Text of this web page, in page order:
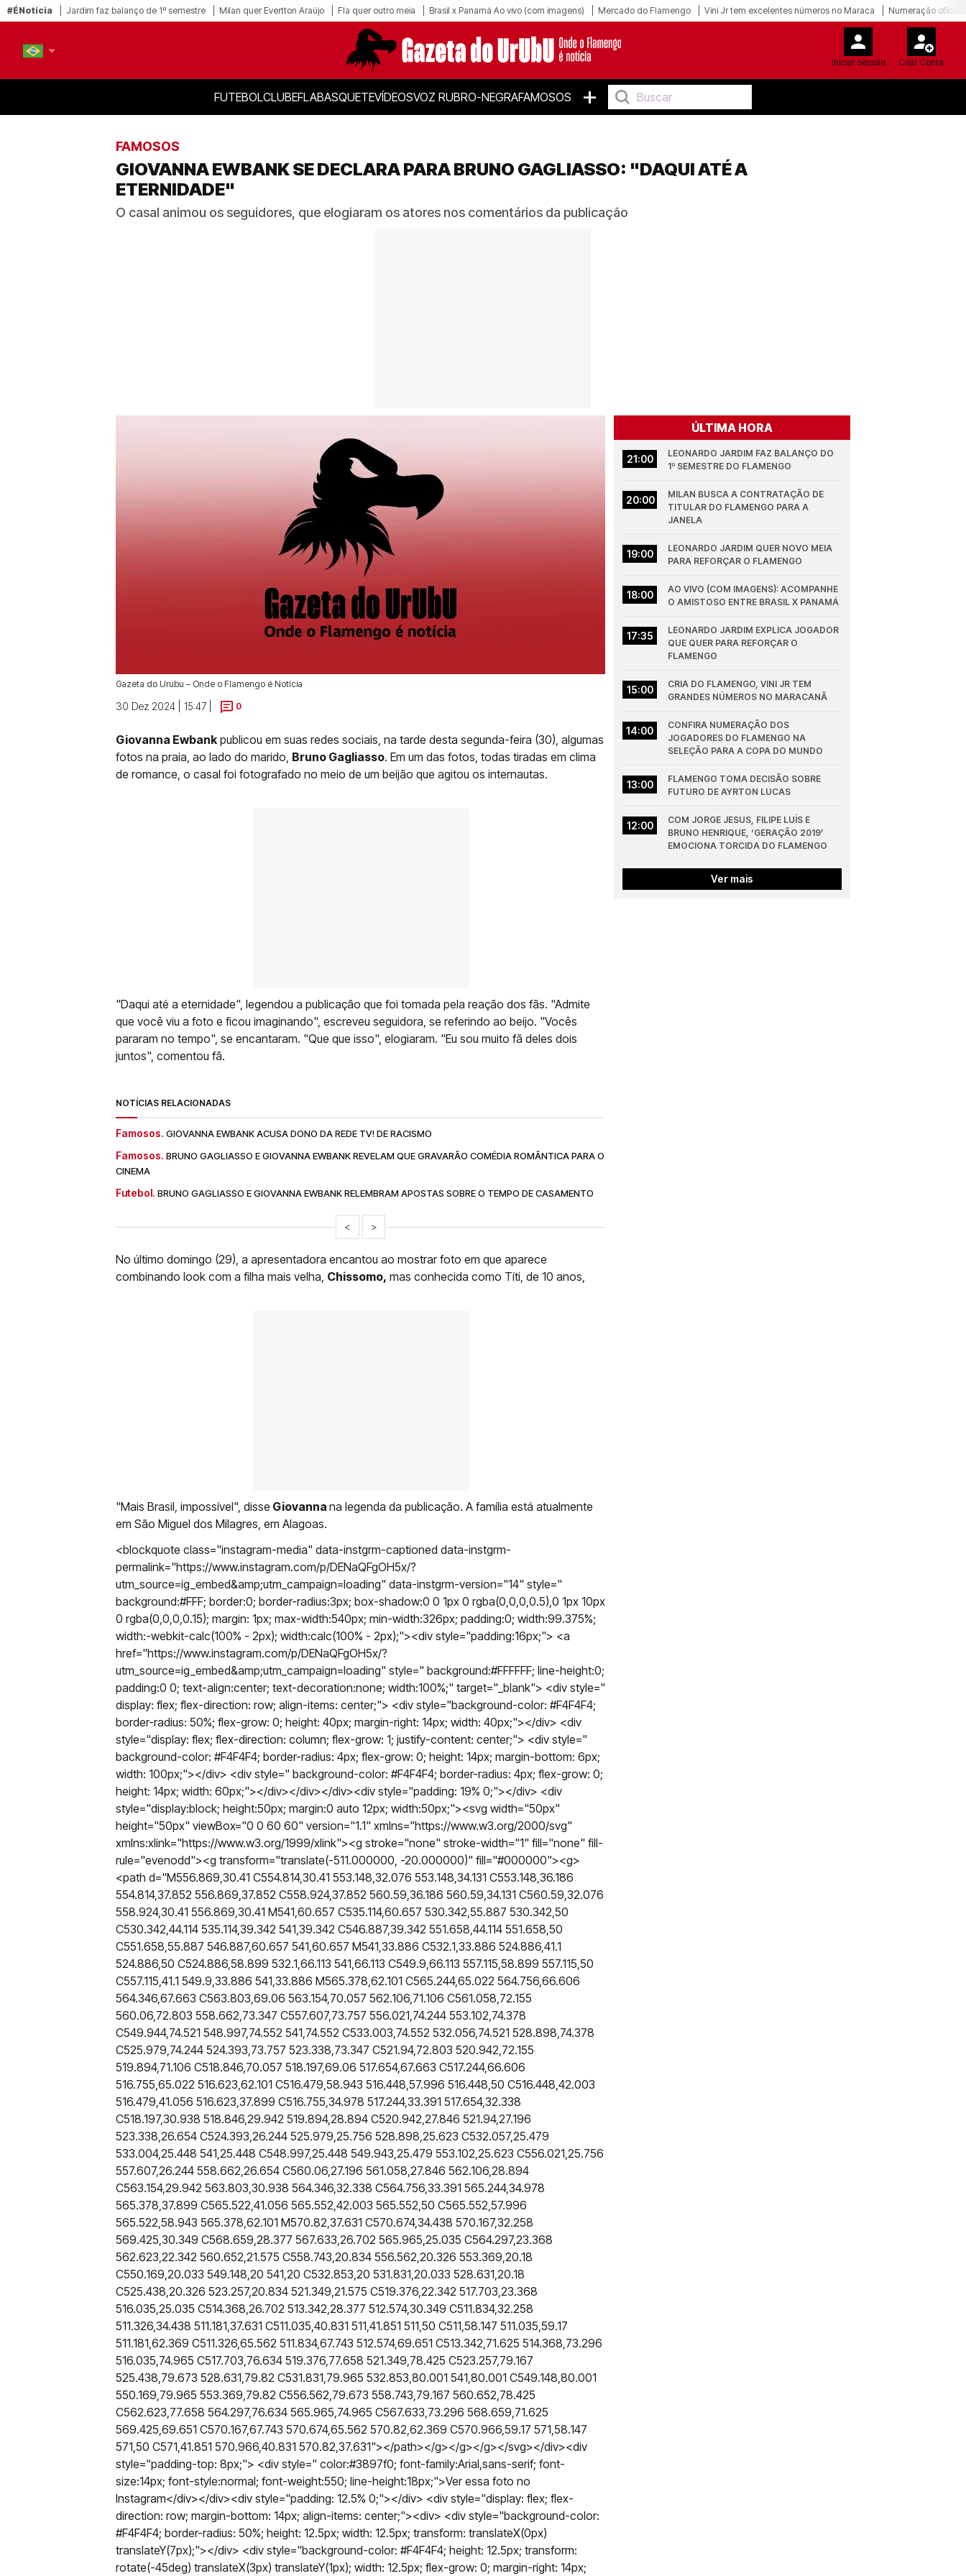
#ÉNotícia Jardim faz balanço de 1º semestre Milan quer Evertton Araújo Fla quer outro meia Brasil x Panamá Ao vivo (com imagens) Mercado do Flamengo Vini Jr tem excelentes números no Maraca Numeração oficial
Iniciar Sessão Criar Conta
FUTEBOLCLUBEFLABASQUETEVÍDEOSVOZ RUBRO-NEGRAFAMOSOS +
FAMOSOS
GIOVANNA EWBANK SE DECLARA PARA BRUNO GAGLIASSO: "DAQUI ATÉ A
ETERNIDADE"
O casal animou os seguidores, que elogiaram os atores nos comentários da publicação
Gazeta do Urubu – Onde o Flamengo é Notícia
30 Dez 2024 | 15:47 | 0
Giovanna Ewbank publicou em suas redes sociais, na tarde desta segunda-feira (30), algumas
fotos na praia, ao lado do marido, Bruno Gagliasso. Em um das fotos, todas tiradas em clima
de romance, o casal foi fotografado no meio de um beijão que agitou os internautas.
"Daqui até a eternidade", legendou a publicação que foi tomada pela reação dos fãs. "Admite
que você viu a foto e ficou imaginando", escreveu seguidora, se referindo ao beijo. "Vocês
pararam no tempo", se encantaram. "Que que isso", elogiaram. "Eu sou muito fã deles dois
juntos", comentou fã.
NOTÍCIAS RELACIONADAS
Famosos. GIOVANNA EWBANK ACUSA DONO DA REDE TV! DE RACISMO
Famosos. BRUNO GAGLIASSO E GIOVANNA EWBANK REVELAM QUE GRAVARÃO COMÉDIA ROMÂNTICA PARA O
CINEMA
Futebol. BRUNO GAGLIASSO E GIOVANNA EWBANK RELEMBRAM APOSTAS SOBRE O TEMPO DE CASAMENTO
< >
No último domingo (29), a apresentadora encantou ao mostrar foto em que aparece
combinando look com a filha mais velha, Chissomo, mas conhecida como Títi, de 10 anos,
"Mais Brasil, impossível", disse Giovanna na legenda da publicação. A família está atualmente
em São Miguel dos Milagres, em Alagoas.
<blockquote class="instagram-media" data-instgrm-captioned data-instgrm-
permalink="https://www.instagram.com/p/DENaQFgOH5x/?
utm_source=ig_embed&amp;utm_campaign=loading" data-instgrm-version="14" style="
background:#FFF; border:0; border-radius:3px; box-shadow:0 0 1px 0 rgba(0,0,0,0.5),0 1px 10px
0 rgba(0,0,0,0.15); margin: 1px; max-width:540px; min-width:326px; padding:0; width:99.375%;
width:-webkit-calc(100% - 2px); width:calc(100% - 2px);"><div style="padding:16px;"> <a
href="https://www.instagram.com/p/DENaQFgOH5x/?
utm_source=ig_embed&amp;utm_campaign=loading" style=" background:#FFFFFF; line-height:0;
padding:0 0; text-align:center; text-decoration:none; width:100%;" target="_blank"> <div style="
display: flex; flex-direction: row; align-items: center;"> <div style="background-color: #F4F4F4;
border-radius: 50%; flex-grow: 0; height: 40px; margin-right: 14px; width: 40px;"></div> <div
style="display: flex; flex-direction: column; flex-grow: 1; justify-content: center;"> <div style="
background-color: #F4F4F4; border-radius: 4px; flex-grow: 0; height: 14px; margin-bottom: 6px;
width: 100px;"></div> <div style=" background-color: #F4F4F4; border-radius: 4px; flex-grow: 0;
height: 14px; width: 60px;"></div></div></div><div style="padding: 19% 0;"></div> <div
style="display:block; height:50px; margin:0 auto 12px; width:50px;"><svg width="50px"
height="50px" viewBox="0 0 60 60" version="1.1" xmlns="https://www.w3.org/2000/svg"
xmlns:xlink="https://www.w3.org/1999/xlink"><g stroke="none" stroke-width="1" fill="none" fill-
rule="evenodd"><g transform="translate(-511.000000, -20.000000)" fill="#000000"><g>
<path d="M556.869,30.41 C554.814,30.41 553.148,32.076 553.148,34.131 C553.148,36.186
554.814,37.852 556.869,37.852 C558.924,37.852 560.59,36.186 560.59,34.131 C560.59,32.076
558.924,30.41 556.869,30.41 M541,60.657 C535.114,60.657 530.342,55.887 530.342,50
C530.342,44.114 535.114,39.342 541,39.342 C546.887,39.342 551.658,44.114 551.658,50
C551.658,55.887 546.887,60.657 541,60.657 M541,33.886 C532.1,33.886 524.886,41.1
524.886,50 C524.886,58.899 532.1,66.113 541,66.113 C549.9,66.113 557.115,58.899 557.115,50
C557.115,41.1 549.9,33.886 541,33.886 M565.378,62.101 C565.244,65.022 564.756,66.606
564.346,67.663 C563.803,69.06 563.154,70.057 562.106,71.106 C561.058,72.155
560.06,72.803 558.662,73.347 C557.607,73.757 556.021,74.244 553.102,74.378
C549.944,74.521 548.997,74.552 541,74.552 C533.003,74.552 532.056,74.521 528.898,74.378
C525.979,74.244 524.393,73.757 523.338,73.347 C521.94,72.803 520.942,72.155
519.894,71.106 C518.846,70.057 518.197,69.06 517.654,67.663 C517.244,66.606
516.755,65.022 516.623,62.101 C516.479,58.943 516.448,57.996 516.448,50 C516.448,42.003
516.479,41.056 516.623,37.899 C516.755,34.978 517.244,33.391 517.654,32.338
C518.197,30.938 518.846,29.942 519.894,28.894 C520.942,27.846 521.94,27.196
523.338,26.654 C524.393,26.244 525.979,25.756 528.898,25.623 C532.057,25.479
533.004,25.448 541,25.448 C548.997,25.448 549.943,25.479 553.102,25.623 C556.021,25.756
557.607,26.244 558.662,26.654 C560.06,27.196 561.058,27.846 562.106,28.894
C563.154,29.942 563.803,30.938 564.346,32.338 C564.756,33.391 565.244,34.978
565.378,37.899 C565.522,41.056 565.552,42.003 565.552,50 C565.552,57.996
565.522,58.943 565.378,62.101 M570.82,37.631 C570.674,34.438 570.167,32.258
569.425,30.349 C568.659,28.377 567.633,26.702 565.965,25.035 C564.297,23.368
562.623,22.342 560.652,21.575 C558.743,20.834 556.562,20.326 553.369,20.18
C550.169,20.033 549.148,20 541,20 C532.853,20 531.831,20.033 528.631,20.18
C525.438,20.326 523.257,20.834 521.349,21.575 C519.376,22.342 517.703,23.368
516.035,25.035 C514.368,26.702 513.342,28.377 512.574,30.349 C511.834,32.258
511.326,34.438 511.181,37.631 C511.035,40.831 511,41.851 511,50 C511,58.147 511.035,59.17
511.181,62.369 C511.326,65.562 511.834,67.743 512.574,69.651 C513.342,71.625 514.368,73.296
516.035,74.965 C517.703,76.634 519.376,77.658 521.349,78.425 C523.257,79.167
525.438,79.673 528.631,79.82 C531.831,79.965 532.853,80.001 541,80.001 C549.148,80.001
550.169,79.965 553.369,79.82 C556.562,79.673 558.743,79.167 560.652,78.425
C562.623,77.658 564.297,76.634 565.965,74.965 C567.633,73.296 568.659,71.625
569.425,69.651 C570.167,67.743 570.674,65.562 570.82,62.369 C570.966,59.17 571,58.147
571,50 C571,41.851 570.966,40.831 570.82,37.631"></path></g></g></g></svg></div><div
style="padding-top: 8px;"> <div style=" color:#3897f0; font-family:Arial,sans-serif; font-
size:14px; font-style:normal; font-weight:550; line-height:18px;">Ver essa foto no
Instagram</div></div><div style="padding: 12.5% 0;"></div> <div style="display: flex; flex-
direction: row; margin-bottom: 14px; align-items: center;"><div> <div style="background-color:
#F4F4F4; border-radius: 50%; height: 12.5px; width: 12.5px; transform: translateX(0px)
translateY(7px);"></div> <div style="background-color: #F4F4F4; height: 12.5px; transform:
rotate(-45deg) translateX(3px) translateY(1px); width: 12.5px; flex-grow: 0; margin-right: 14px;
ÚLTIMA HORA
21:00
LEONARDO JARDIM FAZ BALANÇO DO
1º SEMESTRE DO FLAMENGO
20:00
MILAN BUSCA A CONTRATAÇÃO DE
TITULAR DO FLAMENGO PARA A
JANELA
19:00
LEONARDO JARDIM QUER NOVO MEIA
PARA REFORÇAR O FLAMENGO
18:00
AO VIVO (COM IMAGENS): ACOMPANHE
O AMISTOSO ENTRE BRASIL X PANAMÁ
17:35
LEONARDO JARDIM EXPLICA JOGADOR
QUE QUER PARA REFORÇAR O
FLAMENGO
15:00
CRIA DO FLAMENGO, VINI JR TEM
GRANDES NÚMEROS NO MARACANÃ
14:00
CONFIRA NUMERAÇÃO DOS
JOGADORES DO FLAMENGO NA
SELEÇÃO PARA A COPA DO MUNDO
13:00
FLAMENGO TOMA DECISÃO SOBRE
FUTURO DE AYRTON LUCAS
12:00
COM JORGE JESUS, FILIPE LUÍS E
BRUNO HENRIQUE, ‘GERAÇÃO 2019’
EMOCIONA TORCIDA DO FLAMENGO
Ver mais